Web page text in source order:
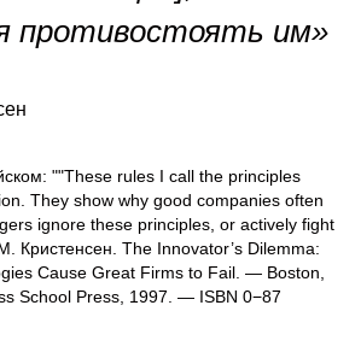
им»
""These rules I call the principles
They show why good companies often
ignore these principles, or actively fight
Кристенсен. The Innovator’s Dilemma:
Cause Great Firms to Fail. — Boston,
School Press, 1997. — ISBN 0−87